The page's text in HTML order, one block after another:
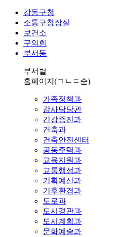
강동구청
소통구청장실
보건소
구의회
부서동
부서별
홈페이지 (ㄱㄴㄷ순)
가족정책과
감사담당관
건강증진과
건축과
건축안전센터
공동주택과
교육지원과
교통행정과
기획예산과
기후환경과
도로과
도시경관과
도시계획과
문화예술과